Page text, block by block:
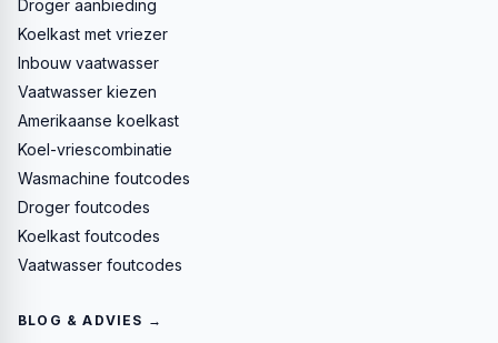
Droger aanbieding
Koelkast met vriezer
Inbouw vaatwasser
Vaatwasser kiezen
Amerikaanse koelkast
Koel-vriescombinatie
Wasmachine foutcodes
Droger foutcodes
Koelkast foutcodes
Vaatwasser foutcodes
BLOG & ADVIES →